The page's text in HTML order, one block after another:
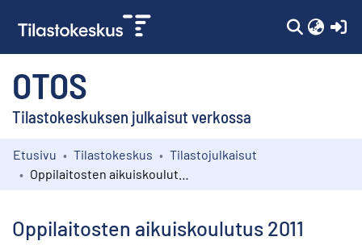
OTOS
Tilastokeskuksen julkaisut verkossa
Kokoelmat
Etusivu Tilastokeskus
Tilastojulkaisut
Oppilaitosten aikuiskoulutus 2011